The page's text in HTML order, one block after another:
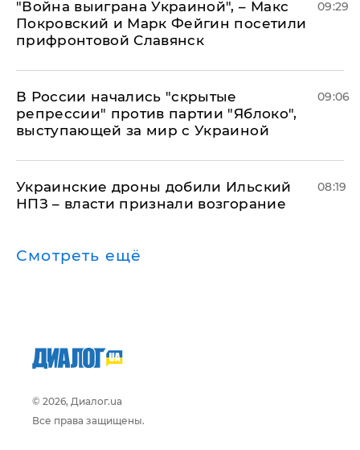
"Война выиграна Украиной", – Макс
Покровский и Марк Фейгин посетили
прифронтовой Славянск
09:29
В России начались "скрытые
репрессии" против партии "Яблоко",
выступающей за мир с Украиной
09:06
Украинские дроны добили Ильский
НПЗ – власти признали возгорание
08:19
Смотреть ещё
© 2026, Диалог.ua
Все права защищены.